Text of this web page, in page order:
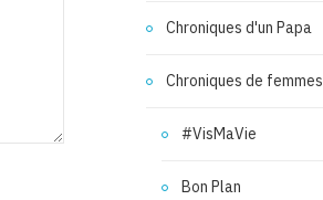
Chroniques d'un Papa
Chroniques de femmes
#VisMaVie
Bon Plan